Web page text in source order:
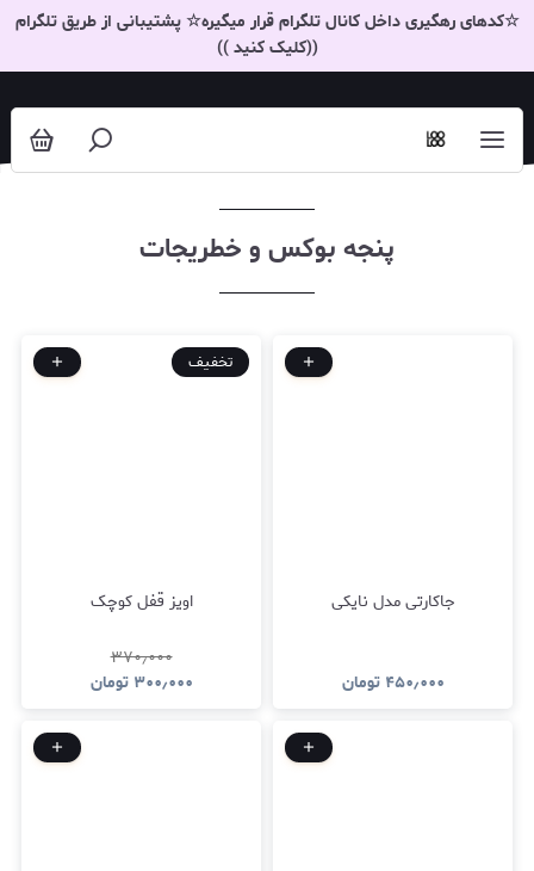
پنجه بوکس و خطریجات
☆کدهای رهگیری داخل کانال تلگرام قرار میگیره☆ پشتیبانی از طریق تلگرام
((کلیک کنید ))
پنجه بوکس و خطریجات
جاکارتی مدل نایکی
۴۵۰٫۰۰۰ تومان
تخفیف
اویز قفل کوچک
۳۷۰٫۰۰۰
۳۰۰٫۰۰۰ تومان